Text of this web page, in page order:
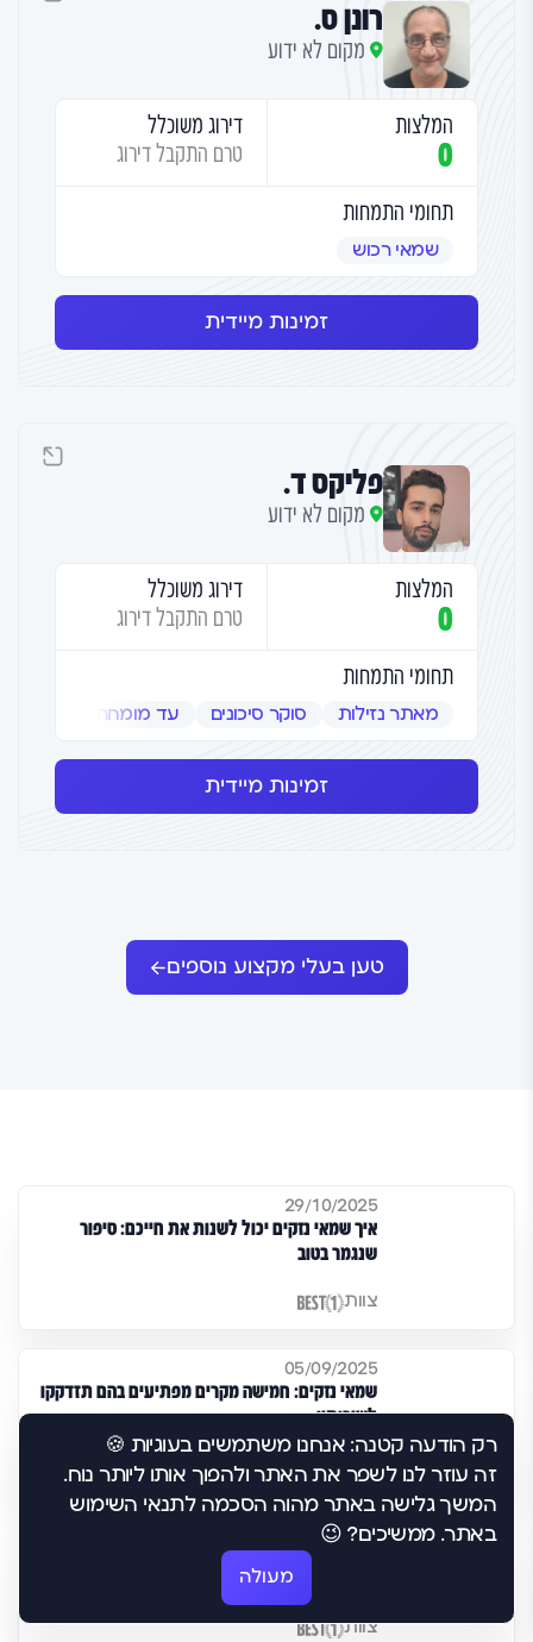
רונן ס.
מקום לא ידוע
המלצות
0
דירוג משוכלל
טרם התקבל דירוג
תחומי התמחות
שמאי רכוש
זמינות מיידית
פליקס ד.
מקום לא ידוע
המלצות
0
דירוג משוכלל
טרם התקבל דירוג
תחומי התמחות
מאתר נזילות סוקר סיכונים עד מומחה
זמינות מיידית
טען בעלי מקצוע נוספים
29/10/2025
איך שמאי נזקים יכול לשנות את חייכם: סיפור
שנגמר בטוב
צוות
05/09/2025
שמאי נזקים: חמישה מקרים מפתיעים בהם תזדקקו
לשירותיו
28/08/2025
שמאי פרטי: איך להרוויח יותר מהשקעות הנדל"ן
צוות
רק הודעה קטנה: אנחנו משתמשים בעוגיות 🍪
זה עוזר לנו לשפר את האתר ולהפוך אותו ליותר נוח.
המשך גלישה באתר מהוה הסכמה לתנאי השימוש
באתר. ממשיכים? 😉
מעולה